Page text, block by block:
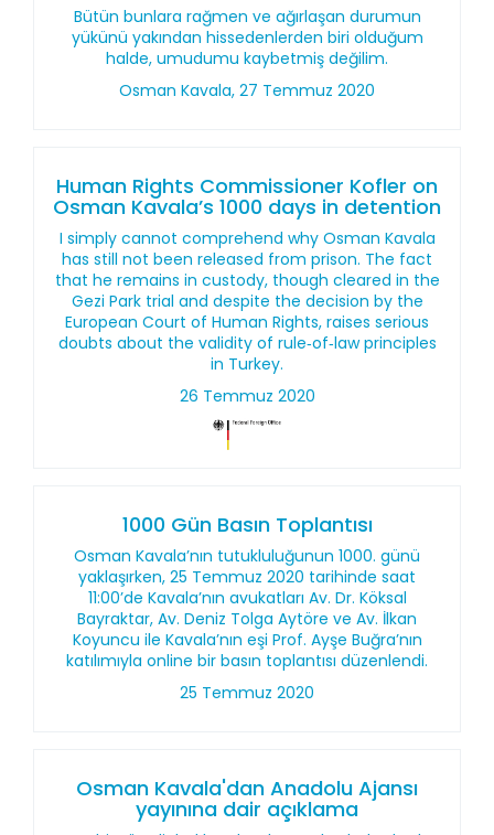
Bütün bunlara rağmen ve ağırlaşan durumun
yükünü yakından hissedenlerden biri olduğum
halde, umudumu kaybetmiş değilim.
Osman Kavala, 27 Temmuz 2020
Human Rights Commissioner Kofler on
Osman Kavala’s 1000 days in detention
I simply cannot comprehend why Osman Kavala
has still not been released from prison. The fact
that he remains in custody, though cleared in the
Gezi Park trial and despite the decision by the
European Court of Human Rights, raises serious
doubts about the validity of rule‑of‑law principles
in Turkey.
26 Temmuz 2020
1000 Gün Basın Toplantısı
Osman Kavala’nın tutukluluğunun 1000. günü
yaklaşırken, 25 Temmuz 2020 tarihinde saat
11:00’de Kavala’nın avukatları Av. Dr. Köksal
Bayraktar, Av. Deniz Tolga Aytöre ve Av. İlkan
Koyuncu ile Kavala’nın eşi Prof. Ayşe Buğra’nın
katılımıyla online bir basın toplantısı düzenlendi.
25 Temmuz 2020
Osman Kavala'dan Anadolu Ajansı
yayınına dair açıklama